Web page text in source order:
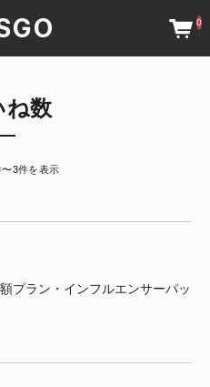
0
ね数
3件を表示
プラン・インフルエンサーパッ